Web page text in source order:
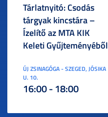
Tárlatnyitó: Csodás
tárgyak kincstára –
Ízelítő az MTA KIK
Keleti Gyűjteményéből
ÚJ ZSINAGÓGA - SZEGED, JÓSIKA
U. 10.
16:00 - 18:00